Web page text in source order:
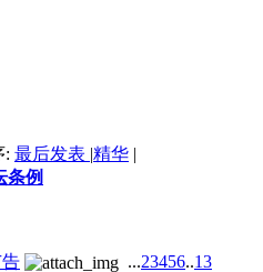
: 最后发表 |精华 |
条例
...23456..13